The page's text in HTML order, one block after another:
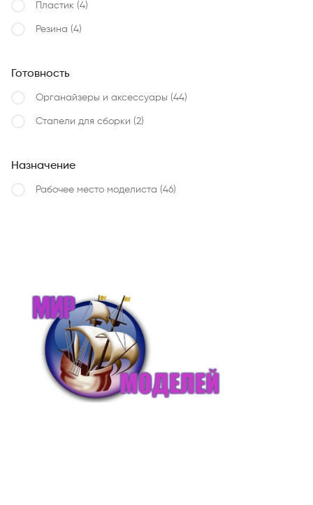
Пластик (4)
Резина (4)
Готовность
Органайзеры и аксессуары (44)
Стапели для сборки (2)
Назначение
Рабочее место моделиста (46)